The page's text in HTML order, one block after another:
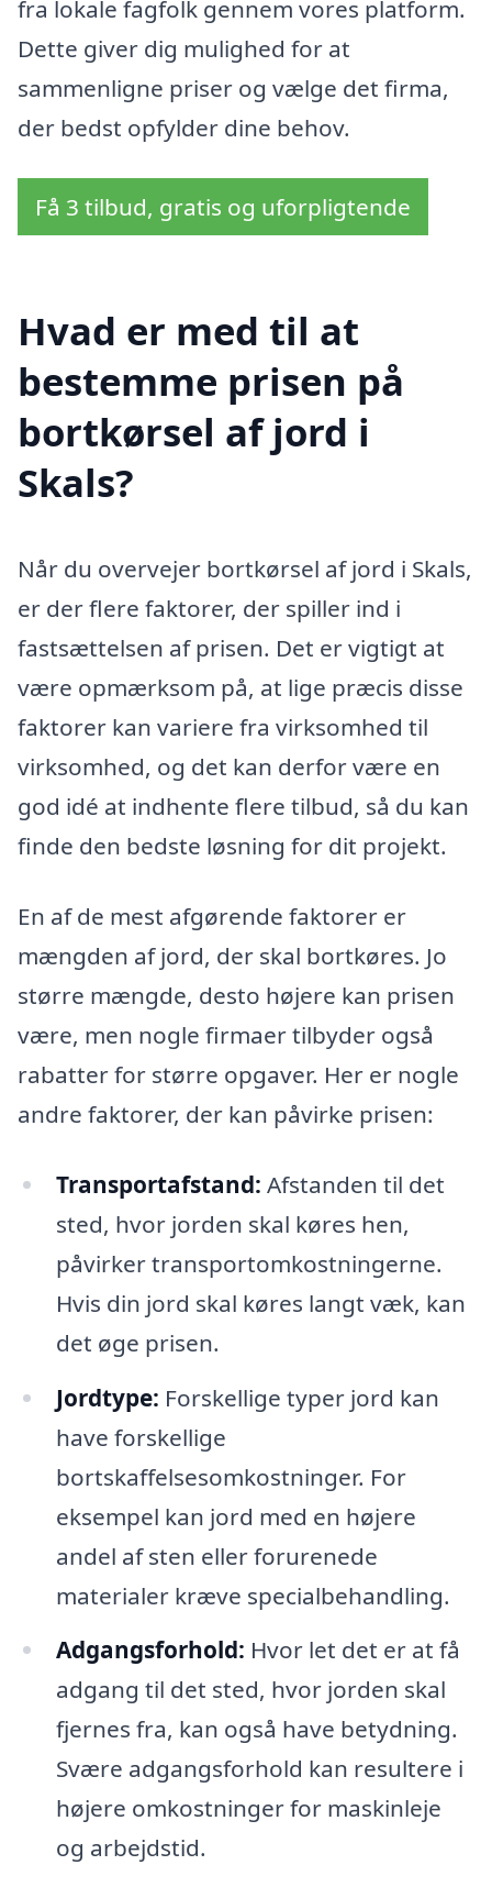
fra lokale fagfolk gennem vores platform.
Dette giver dig mulighed for at
sammenligne priser og vælge det firma,
der bedst opfylder dine behov.
Få 3 tilbud, gratis og uforpligtende
Hvad er med til at
bestemme prisen på
bortkørsel af jord i
Skals?
Når du overvejer bortkørsel af jord i Skals,
er der flere faktorer, der spiller ind i
fastsættelsen af prisen. Det er vigtigt at
være opmærksom på, at lige præcis disse
faktorer kan variere fra virksomhed til
virksomhed, og det kan derfor være en
god idé at indhente flere tilbud, så du kan
finde den bedste løsning for dit projekt.
En af de mest afgørende faktorer er
mængden af jord, der skal bortkøres. Jo
større mængde, desto højere kan prisen
være, men nogle firmaer tilbyder også
rabatter for større opgaver. Her er nogle
andre faktorer, der kan påvirke prisen:
Transportafstand: Afstanden til det
sted, hvor jorden skal køres hen,
påvirker transportomkostningerne.
Hvis din jord skal køres langt væk, kan
det øge prisen.
Jordtype: Forskellige typer jord kan
have forskellige
bortskaffelsesomkostninger. For
eksempel kan jord med en højere
andel af sten eller forurenede
materialer kræve specialbehandling.
Adgangsforhold: Hvor let det er at få
adgang til det sted, hvor jorden skal
fjernes fra, kan også have betydning.
Svære adgangsforhold kan resultere i
højere omkostninger for maskinleje
og arbejdstid.